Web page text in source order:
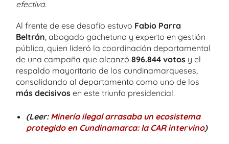
efectiva.
Al frente de ese desafío estuvo Fabio Parra
Beltrán , abogado gachetuno y experto en gestión
pública, quien lideró la coordinación departamental
de una campaña que alcanzó 896.844 votos y el
respaldo mayoritario de los cundinamarqueses,
consolidando al departamento como uno de los
más decisivos en este triunfo presidencial.
(Leer: Minería ilegal arrasaba un ecosistema
protegido en Cundinamarca: la CAR intervino)